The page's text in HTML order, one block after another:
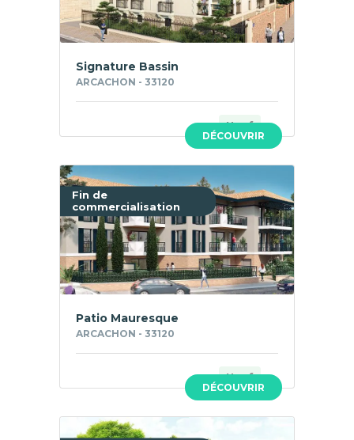
DÉCOUVRIR
Signature Bassin
ARCACHON - 33120
Neuf
Fin de
commercialisation
DÉCOUVRIR
Patio Mauresque
ARCACHON - 33120
Neuf